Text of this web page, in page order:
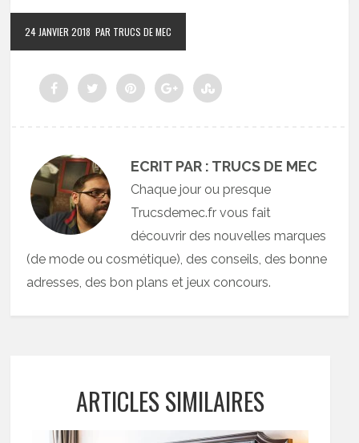
24 JANVIER 2018 PAR TRUCS DE MEC
ECRIT PAR : TRUCS DE MEC
Chaque jour ou presque
Trucsdemec.fr vous fait
découvrir des nouvelles marques
(de mode ou cosmétique), des conseils, des bonne
adresses, des bon plans et jeux concours.
ARTICLES SIMILAIRES